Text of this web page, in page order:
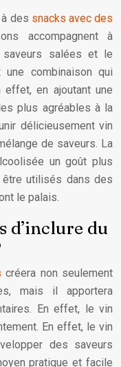
des snacks avec des
accompagnent à
salées et le
combinaison qui
en ajoutant une
plus agréables à la
délicieusement vin
de saveurs. La
un goût plus
utilisés dans des
le palais.
d’inclure du
créera non seulement
mais il apportera
En effet, le vin
En effet, le vin
des saveurs
pratique et facile